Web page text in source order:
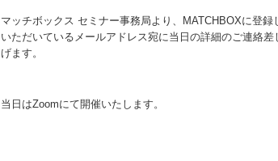
マッチボックス セミナー事務局より、MATCHBOXに登録
いただいているメールアドレス宛に当日の詳細のご連絡差
げます。
当日はZoomにて開催いたします。